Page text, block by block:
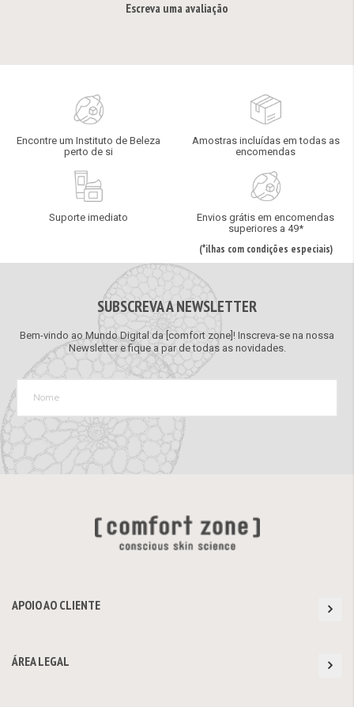
Escreva uma avaliação
Encontre um Instituto de Beleza
perto de si
Amostras incluídas em todas as
encomendas
Suporte imediato
Envios grátis em encomendas
superiores a 49*
(*ilhas com condições especiais)
SUBSCREVA A NEWSLETTER
Bem-vindo ao Mundo Digital da [comfort zone]! Inscreva-se na nossa
Newsletter e fique a par de todas as novidades.
APOIO AO CLIENTE
ÁREA LEGAL